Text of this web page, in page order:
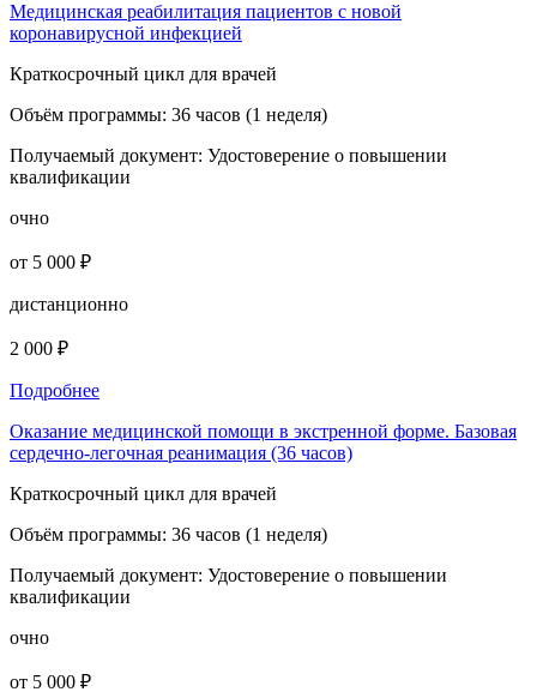
Медицинская реабилитация пациентов с новой
коронавирусной инфекцией
Краткосрочный цикл для врачей
Объём программы: 36 часов (1 неделя)
Получаемый документ: Удостоверение о повышении
квалификации
очно
от 5 000 ₽
дистанционно
2 000 ₽
Подробнее
Оказание медицинской помощи в экстренной форме. Базовая
сердечно-легочная реанимация (36 часов)
Краткосрочный цикл для врачей
Объём программы: 36 часов (1 неделя)
Получаемый документ: Удостоверение о повышении
квалификации
очно
от 5 000 ₽